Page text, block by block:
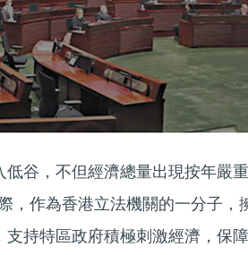
谷，不但經濟總量出現按年嚴重
，作為香港立法機關的一分子，
持特區政府積極刺激經濟，保障